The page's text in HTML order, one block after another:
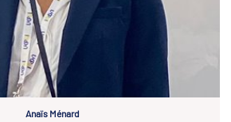
Anaïs Ménard